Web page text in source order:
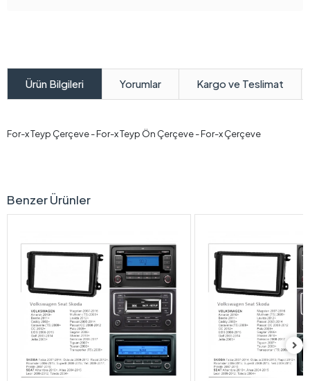
Ürün Bilgileri Yorumlar Kargo ve Teslimat
For-x Teyp Çerçeve - For-x Teyp Ön Çerçeve - For-x Çerçeve
Benzer Ürünler